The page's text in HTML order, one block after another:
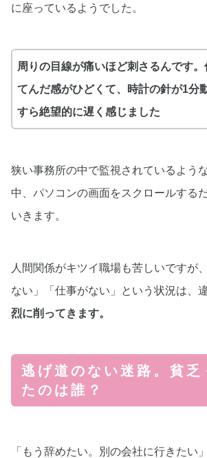
に座っているようでした。
周りの目線が痛いほど刺さるんです。
てんだ感がひどくて、時計の針が1分
すら絶望的に遅く感じました
狭い事務所の中で監視されているよう
中、パソコンの画面をスクロールする
いきます。
人間関係がキツイ職場も苦しいですが
ない」「仕事がない」という状況は、
烈に削ってきます。
逃げ道のない迷路。貧乏
たのは誰？
「もう辞めたい。別の会社に行きたい」